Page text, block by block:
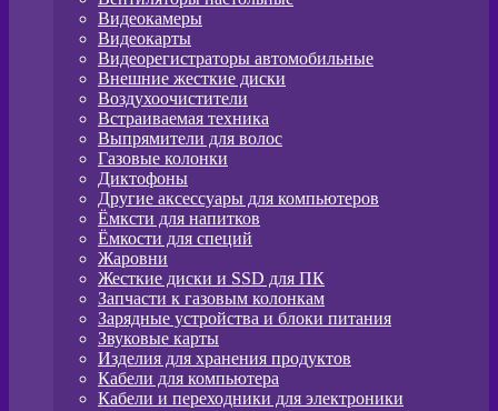
Видеокамеры
Видеокарты
Видеорегистраторы автомобильные
Внешние жесткие диски
Воздухоочистители
Встраиваемая техника
Выпрямители для волос
Газовые колонки
Диктофоны
Другие аксессуары для компьютеров
Ёмксти для напитков
Ёмкости для специй
Жаровни
Жесткие диски и SSD для ПК
Запчасти к газовым колонкам
Зарядные устройства и блоки питания
Звуковые карты
Изделия для хранения продуктов
Кабели для компьютера
Кабели и переходники для электроники